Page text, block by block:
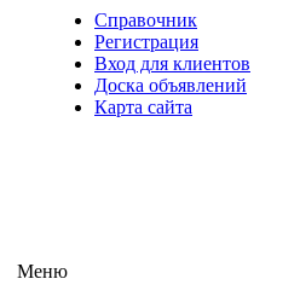
Справочник
Регистрация
Вход для клиентов
Доска объявлений
Карта сайта
Меню